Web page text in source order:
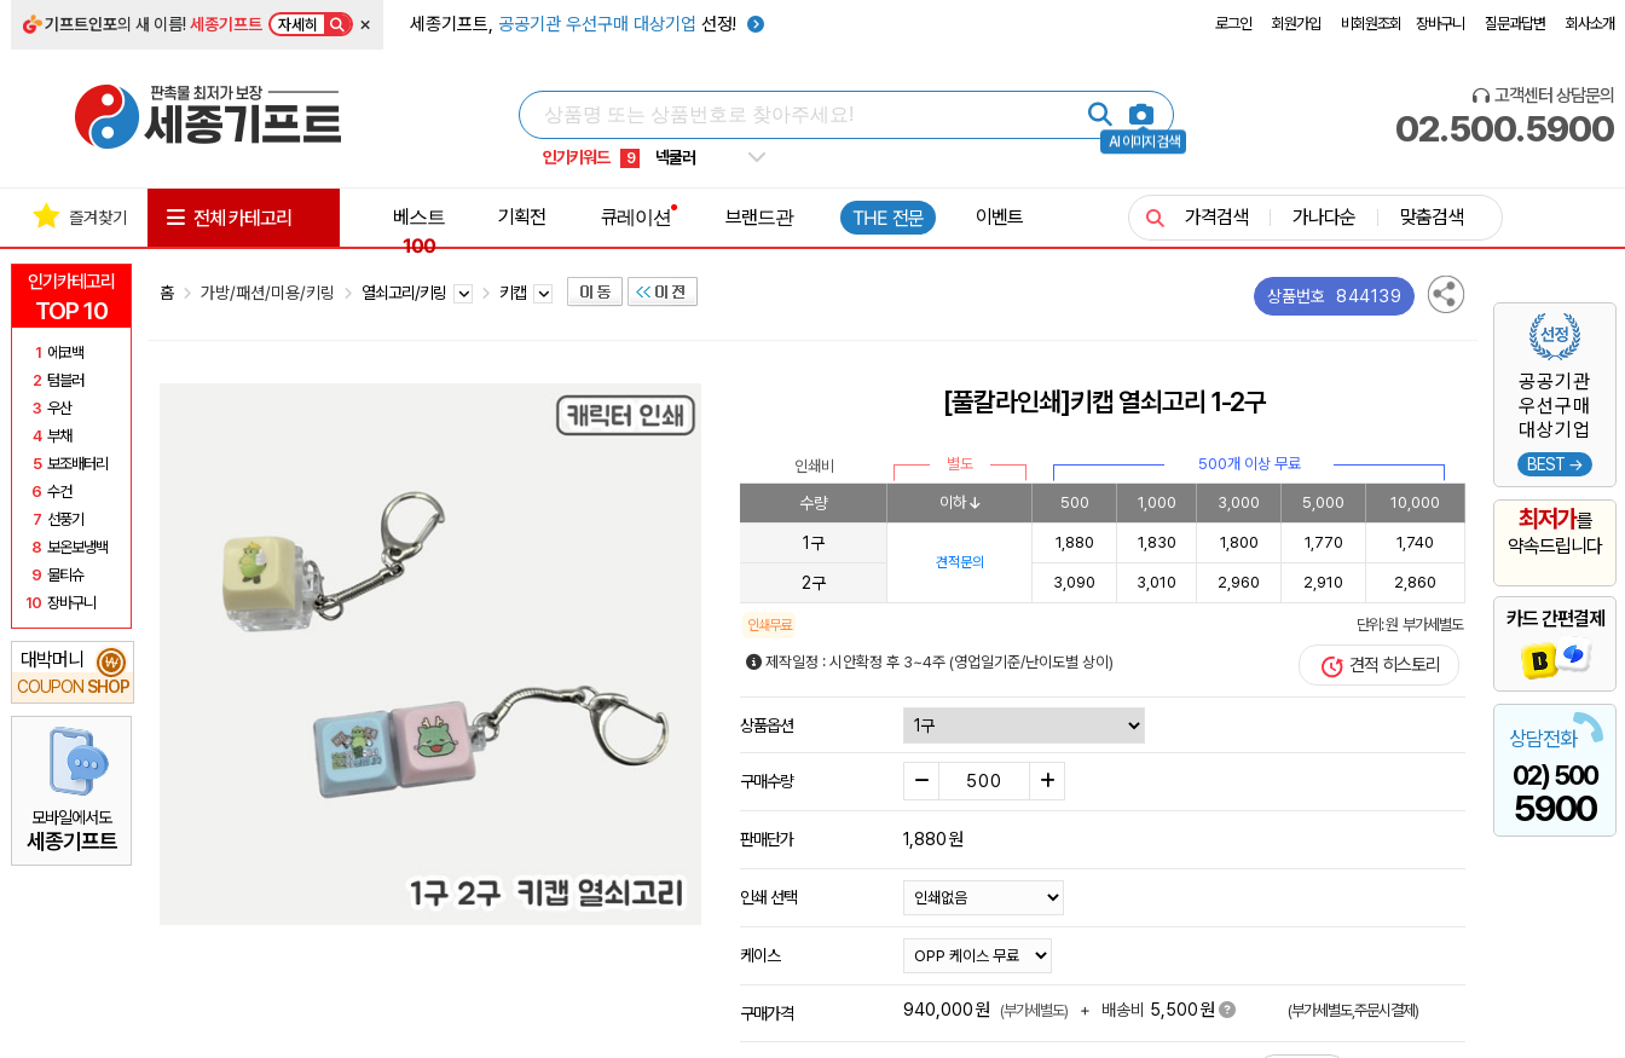
기프트인포의 새 이름!세종기프트 자세히 × 세종기프트, 공공기관 우선구매 대상기업 선정! 로그인 회원가입 비회원조회 장바구니 질문과답변 회사소개
AI 이미지 검색
인기키워드
5 키캡
8 쿨토시
9 넥쿨러
1 선풍기
고객센터 상담문의
02.500.5900
인기카테고리
TOP 10
1 에코백
2 텀블러
3 우산
4 부채
5 보조배터리
6 수건
7 선풍기
8 보온보냉백
9 물티슈
10 장바구니
대박머니
COUPON SHOP
₩
모바일에서도
세종기프트
공공기관
우선구매
대상기업
BEST →
최저가를
약속드립니다
카드 간편결제
상담전화
02) 500
5900
즐겨찾기 전체 카테고리
베스트
100
기획전 큐레이션 브랜드관 THE 전문 이벤트 가격검색 가나다순 맞춤검색
홈 가방/패션/미용/키링 열쇠고리/키링 키캡 상품번호 844139
[풀칼라인쇄]키캡 열쇠고리 1-2구
인쇄비 별도 500개 이상 무료
수량 이하 500 1,000 3,000 5,000 10,000
1구
견적문의
1,880 1,830 1,800 1,770 1,740
2구 3,090 3,010 2,960 2,910 2,860
인쇄무료 단위: 원 부가세별도
제작일정 : 시안확정 후 3~4주 (영업일기준/난이도별 상이) 견적 히스토리
상품옵션
구매수량
판매단가 1,880원
인쇄 선택
케이스
구매가격 940,000원 (부가세별도) + 배송비 5,500원 (부가세별도,주문시결제)